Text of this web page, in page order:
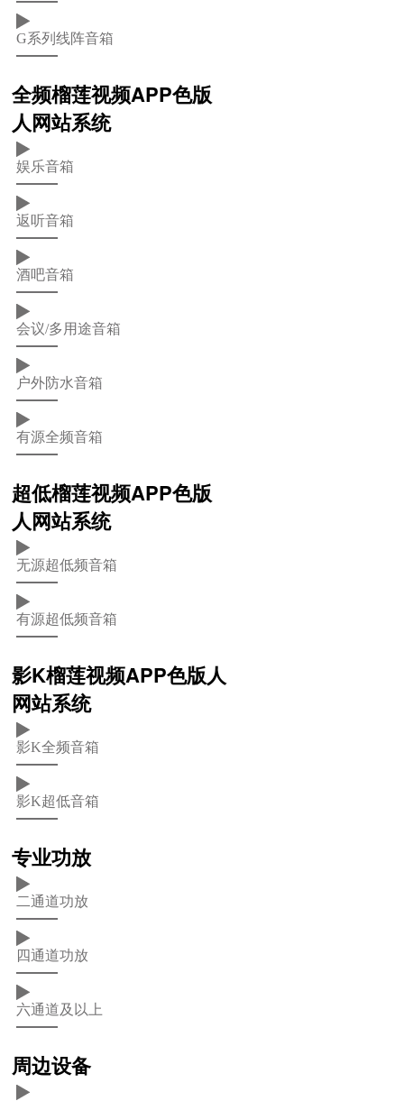
G系列线阵音箱
全频榴莲视频APP色版
人网站系统
娱乐音箱
返听音箱
酒吧音箱
会议/多用途音箱
户外防水音箱
有源全频音箱
超低榴莲视频APP色版
人网站系统
无源超低频音箱
有源超低频音箱
影K榴莲视频APP色版人
网站系统
影K全频音箱
影K超低音箱
专业功放
二通道功放
四通道功放
六通道及以上
周边设备